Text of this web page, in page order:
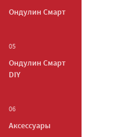
Ондулин Смарт
05
Ондулин Смарт
DIY
06
Аксессуары